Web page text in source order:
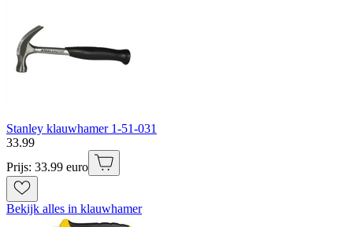
Stanley klauwhamer 1-51-031
33.99
Prijs: 33.99 euro
Bekijk alles in klauwhamer